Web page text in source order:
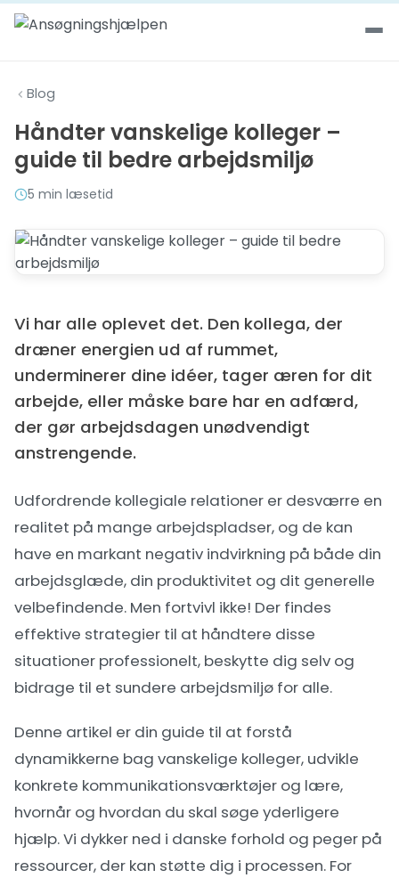
Spring til indhold
Blog
Håndter vanskelige kolleger –
guide til bedre arbejdsmiljø
5 min læsetid
Vi har alle oplevet det. Den kollega, der
dræner energien ud af rummet,
underminerer dine idéer, tager æren for dit
arbejde, eller måske bare har en adfærd,
der gør arbejdsdagen unødvendigt
anstrengende.
Udfordrende kollegiale relationer er desværre en
realitet på mange arbejdspladser, og de kan
have en markant negativ indvirkning på både din
arbejdsglæde, din produktivitet og dit generelle
velbefindende. Men fortvivl ikke! Der findes
effektive strategier til at håndtere disse
situationer professionelt, beskytte dig selv og
bidrage til et sundere arbejdsmiljø for alle.
Denne artikel er din guide til at forstå
dynamikkerne bag vanskelige kolleger, udvikle
konkrete kommunikationsværktøjer og lære,
hvornår og hvordan du skal søge yderligere
hjælp. Vi dykker ned i danske forhold og peger på
ressourcer, der kan støtte dig i processen. For